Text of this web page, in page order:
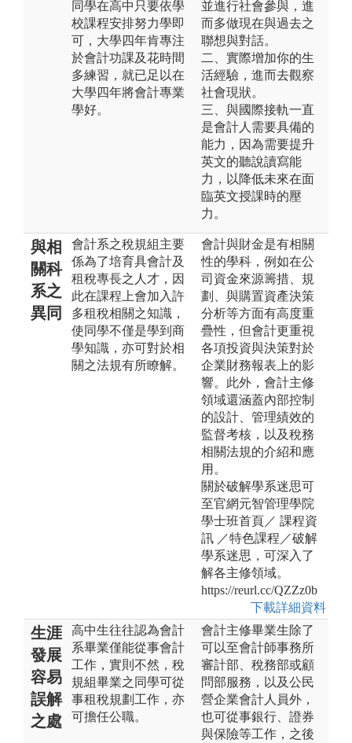
同學在高中只要依學
校課程安排努力學即
可，大學四年肯專注
於會計功課及花時間
多練習，就已足以在
大學四年將會計專業
學好。
並進行社會參與，進
而多做現在與過去之
聯想與對話。
二、實際增加你的生
活經驗，進而去觀察
社會現狀。
三、與國際接軌一直
是會計人需要具備的
能力，因為需要提升
英文的聽說讀寫能
力，以降低未來在面
臨英文授課時的壓
力。
與相
關科
系之
異同
會計系之稅規組主要
係為了培育具會計及
租稅專長之人才，因
此在課程上會加入許
多租稅相關之知識，
使同學不僅是學到商
學知識，亦可對於相
關之法規有所瞭解。
會計與財金是有相關
性的學科，例如在公
司資金來源籌措、規
劃、與購置資產決策
分析等方面有高度重
疊性，但會計更重視
各項投資與決策對於
企業財務報表上的影
響。此外，會計主修
領域還涵蓋內部控制
的設計、管理績效的
監督考核，以及稅務
相關法規的介紹和應
用。
關於破解學系迷思可
至官網元智管理學院
學士班首頁／ 課程資
訊 ／特色課程／破解
學系迷思，可深入了
解各主修領域。
https://reurl.cc/QZZz0b
下載詳細資料
生涯
發展
容易
誤解
之處
高中生往往認為會計
系畢業僅能從事會計
工作，實則不然，稅
規組畢業之同學可從
事租稅規劃工作，亦
可擔任公職。
會計主修畢業生除了
可以至會計師事務所
審計部、稅務部或顧
問部服務，以及公民
營企業會計人員外，
也可從事銀行、證券
與保險等工作，之後